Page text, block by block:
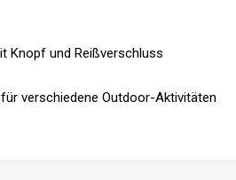
Knopf und Reißverschluss
verschiedene Outdoor-Aktivitäten